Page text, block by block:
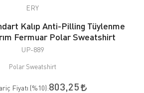
ERY
Kalıp Anti-Pilling Tüylenme
Fermuar Polar Sweatshirt
UP-889
Polar Sweatshirt
Fiyatı (%10):803,25